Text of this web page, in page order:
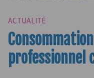
ACTUALITÉ
professionnel